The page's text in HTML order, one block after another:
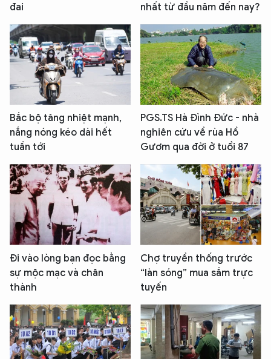
đai
nhất từ đầu năm đến nay?
Bắc bộ tăng nhiệt mạnh,
nắng nóng kéo dài hết
tuần tới
PGS.TS Hà Đình Đức - nhà
nghiên cứu về rùa Hồ
Gươm qua đời ở tuổi 87
Đi vào lòng bạn đọc bằng
sự mộc mạc và chân
thành
Chợ truyền thống trước
“làn sóng” mua sắm trực
tuyến